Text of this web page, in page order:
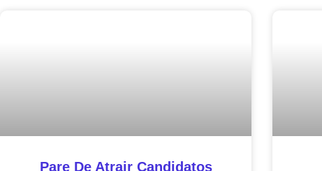
Pare De Atrair Candidatos